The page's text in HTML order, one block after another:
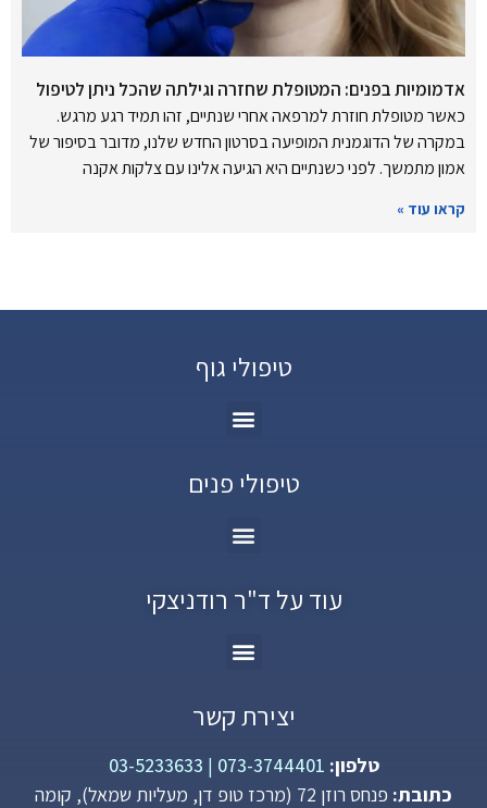
אדמומיות בפנים: המטופלת שחזרה וגילתה שהכל ניתן לטיפול
כאשר מטופלת חוזרת למרפאה אחרי שנתיים, זהו תמיד רגע מרגש.
במקרה של הדוגמנית המופיעה בסרטון החדש שלנו, מדובר בסיפור של
אמון מתמשך. לפני כשנתיים היא הגיעה אלינו עם צלקות אקנה
קראו עוד »
טיפולי גוף
טיפולי פנים
עוד על ד"ר רודניצקי
יצירת קשר
טלפון: 073-3744401
|
03-5233633
כתובת:
פנחס רוזן 72 (מרכז טופ דן, מעליות שמאל), קומה